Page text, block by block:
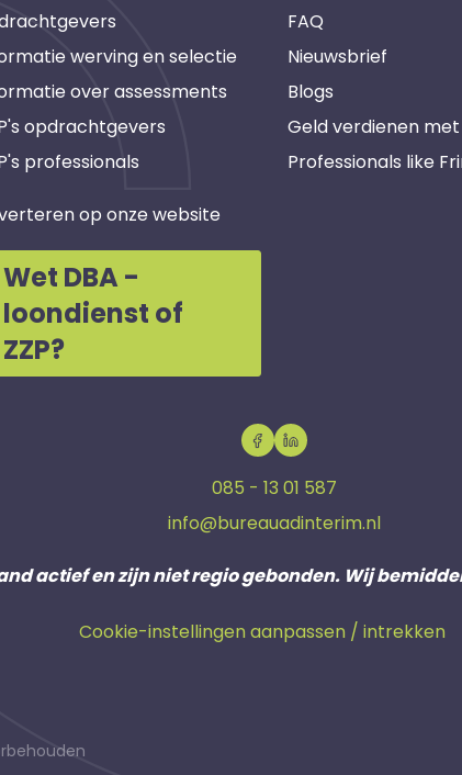
werving en selectie
over assessments
opdrachtgevers
professionals
op onze website
Wet DBA -
loondienst of
ZZP?
FAQ
Nieuwsbrief
Blogs
Geld verdienen
Professionals like
085 - 13 01 587
info@bureauadinterim.nl
actief en zijn niet regio gebonden. Wij
Cookie-instellingen aanpassen / intrekken